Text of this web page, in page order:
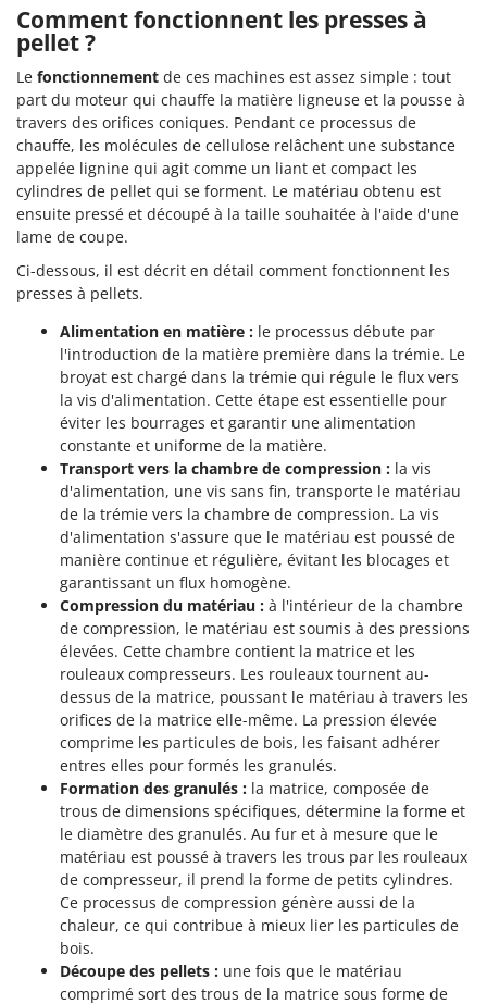
Comment fonctionnent les presses à
pellet ?
Le fonctionnement de ces machines est assez simple : tout
part du moteur qui chauffe la matière ligneuse et la pousse à
travers des orifices coniques. Pendant ce processus de
chauffe, les molécules de cellulose relâchent une substance
appelée lignine qui agit comme un liant et compact les
cylindres de pellet qui se forment. Le matériau obtenu est
ensuite pressé et découpé à la taille souhaitée à l'aide d'une
lame de coupe.
Ci-dessous, il est décrit en détail comment fonctionnent les
presses à pellets.
Alimentation en matière : le processus débute par
l'introduction de la matière première dans la trémie. Le
broyat est chargé dans la trémie qui régule le flux vers
la vis d'alimentation. Cette étape est essentielle pour
éviter les bourrages et garantir une alimentation
constante et uniforme de la matière.
Transport vers la chambre de compression : la vis
d'alimentation, une vis sans fin, transporte le matériau
de la trémie vers la chambre de compression. La vis
d'alimentation s'assure que le matériau est poussé de
manière continue et régulière, évitant les blocages et
garantissant un flux homogène.
Compression du matériau : à l'intérieur de la chambre
de compression, le matériau est soumis à des pressions
élevées. Cette chambre contient la matrice et les
rouleaux compresseurs. Les rouleaux tournent au-
dessus de la matrice, poussant le matériau à travers les
orifices de la matrice elle-même. La pression élevée
comprime les particules de bois, les faisant adhérer
entres elles pour formés les granulés.
Formation des granulés : la matrice, composée de
trous de dimensions spécifiques, détermine la forme et
le diamètre des granulés. Au fur et à mesure que le
matériau est poussé à travers les trous par les rouleaux
de compresseur, il prend la forme de petits cylindres.
Ce processus de compression génère aussi de la
chaleur, ce qui contribue à mieux lier les particules de
bois.
Découpe des pellets : une fois que le matériau
comprimé sort des trous de la matrice sous forme de